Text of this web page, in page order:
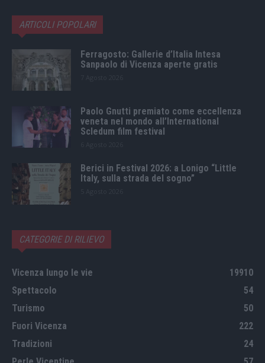
ARTICOLI POPOLARI
Ferragosto: Gallerie d’Italia Intesa
Sanpaolo di Vicenza aperte gratis
Paolo Gnutti premiato come eccellenza
veneta nel mondo all’International
Scledum film festival
Berici in Festival 2026: a Lonigo “Little
Italy, sulla strada del sogno”
CATEGORIE DI RILIEVO
Vicenza lungo le vie
19910
Spettacolo
54
Turismo
50
Fuori Vicenza
222
Tradizioni
24